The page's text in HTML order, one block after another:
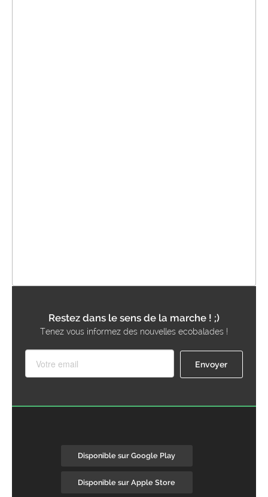
Restez dans le sens de la marche ! ;)
Tenez vous informez des nouvelles ecobalades !
Disponible sur Google Play
Disponible sur Apple Store